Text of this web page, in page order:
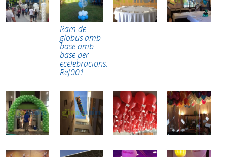
Ram de
globus amb
base amb
base per
ecelebracions.
Ref001